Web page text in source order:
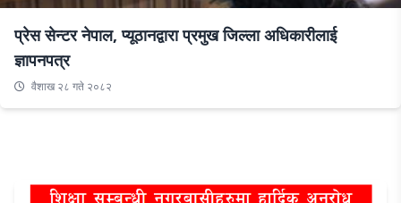
प्रेस सेन्टर नेपाल, प्यूठानद्वारा प्रमुख जिल्ला अधिकारीलाई
ज्ञापनपत्र
वैशाख २८ गते २०८२